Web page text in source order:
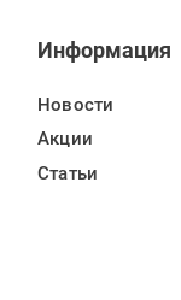
Информация
Новости
Акции
Статьи